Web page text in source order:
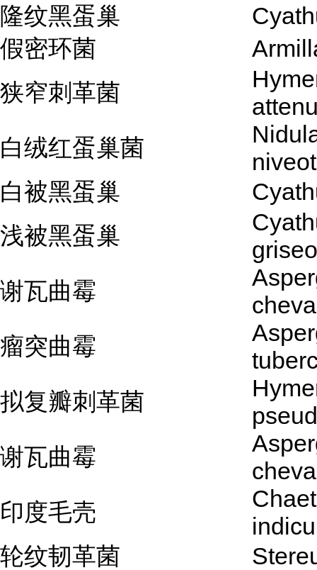
隆纹黑蛋巢
假密环菌
狭窄刺革菌
白绒红蛋巢菌
白被黑蛋巢
浅被黑蛋巢
谢瓦曲霉
瘤突曲霉
拟复瓣刺革菌
谢瓦曲霉
印度毛壳
轮纹韧革菌